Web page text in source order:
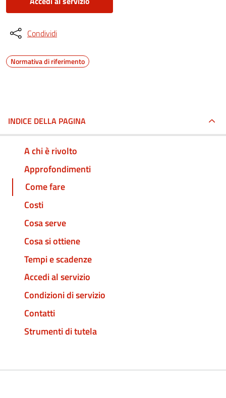
Condividi
Normativa di riferimento
INDICE DELLA PAGINA
A chi è rivolto
Approfondimenti
Come fare
Costi
Cosa serve
Cosa si ottiene
Tempi e scadenze
Accedi al servizio
Condizioni di servizio
Contatti
Strumenti di tutela